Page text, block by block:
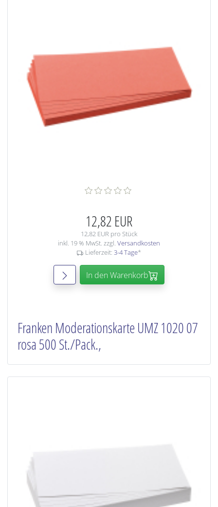
12,82 EUR
12,82 EUR pro Stück
inkl. 19 % MwSt. zzgl. Versandkosten
Lieferzeit: 3-4 Tage*
In den Warenkorb
Franken Moderationskarte UMZ 1020 07
rosa 500 St./Pack.,